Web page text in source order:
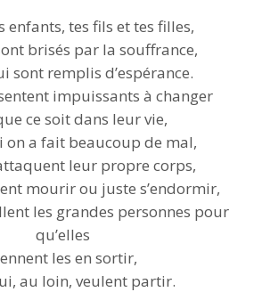
enfants, tes fils et tes filles,
brisés par la souffrance,
sont remplis d’espérance.
impuissants à changer
ce soit dans leur vie,
on a fait beaucoup de mal,
leur propre corps,
mourir ou juste s’endormir,
les grandes personnes pour
qu’elles
les en sortir,
au loin, veulent partir.